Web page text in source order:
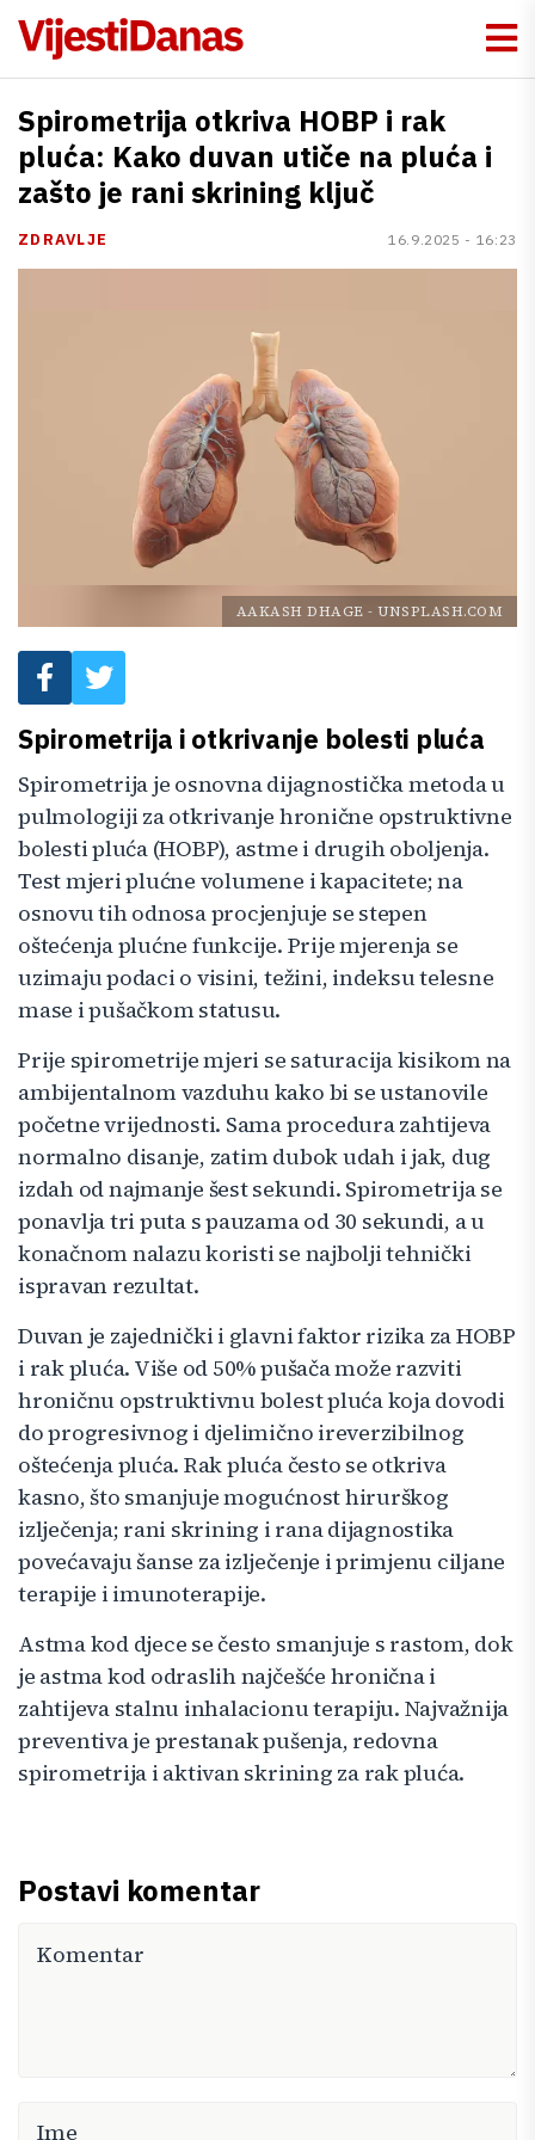
Spirometrija otkriva HOBP i rak
pluća: Kako duvan utiče na pluća i
zašto je rani skrining ključ
ZDRAVLJE 16.9.2025 - 16:23
AAKASH DHAGE - UNSPLASH.COM
Spirometrija i otkrivanje bolesti pluća
Spirometrija je osnovna dijagnostička metoda u
pulmologiji za otkrivanje hronične opstruktivne
bolesti pluća (HOBP), astme i drugih oboljenja.
Test mjeri plućne volumene i kapacitete; na
osnovu tih odnosa procjenjuje se stepen
oštećenja plućne funkcije. Prije mjerenja se
uzimaju podaci о visini, težini, indeksu telesne
mase i pušačkom statusu.
Prije spirometrije mjeri se saturacija kisikom na
ambijentalnom vazduhu kako bi se ustanovile
početne vrijednosti. Sama procedura zahtijeva
normalno disanje, zatim dubok udah i jak, dug
izdah od najmanje šest sekundi. Spirometrija se
ponavlja tri puta s pauzama od 30 sekundi, a u
konačnom nalazu koristi se najbolji tehnički
ispravan rezultat.
Duvan je zajednički i glavni faktor rizika za HOBP
i rak pluća. Više od 50% pušača može razviti
hroničnu opstruktivnu bolest pluća koja dovodi
do progresivnog i djelimično ireverzibilnog
oštećenja pluća. Rak pluća često se otkriva
kasno, što smanjuje mogućnost hirurškog
izlječenja; rani skrining i rana dijagnostika
povećavaju šanse za izlječenje i primjenu ciljane
terapije i imunoterapije.
Astma kod djece se često smanjuje s rastom, dok
je astma kod odraslih najčešće hronična i
zahtijeva stalnu inhalacionu terapiju. Najvažnija
preventiva je prestanak pušenja, redovna
spirometrija i aktivan skrining za rak pluća.
Postavi komentar